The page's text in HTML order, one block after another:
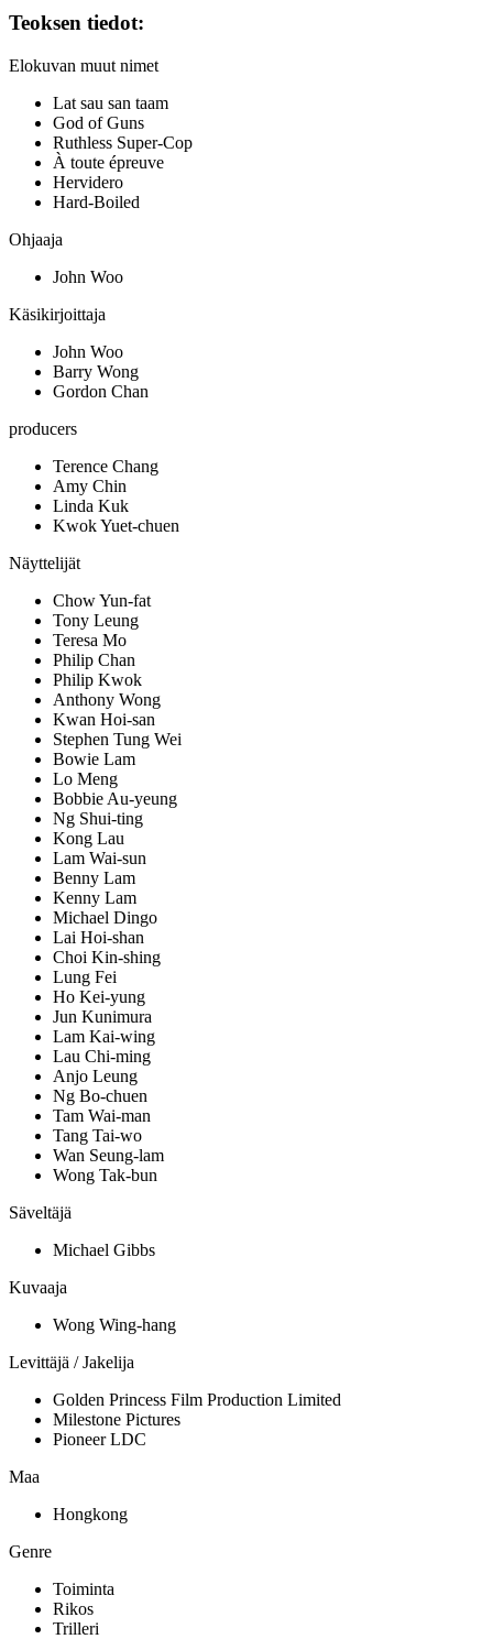
Teoksen tiedot:
Elokuvan muut nimet
Lat sau san taam
God of Guns
Ruthless Super-Cop
À toute épreuve
Hervidero
Hard-Boiled
Ohjaaja
John Woo
Käsikirjoittaja
John Woo
Barry Wong
Gordon Chan
producers
Terence Chang
Amy Chin
Linda Kuk
Kwok Yuet-chuen
Näyttelijät
Chow Yun-fat
Tony Leung
Teresa Mo
Philip Chan
Philip Kwok
Anthony Wong
Kwan Hoi-san
Stephen Tung Wei
Bowie Lam
Lo Meng
Bobbie Au-yeung
Ng Shui-ting
Kong Lau
Lam Wai-sun
Benny Lam
Kenny Lam
Michael Dingo
Lai Hoi-shan
Choi Kin-shing
Lung Fei
Ho Kei-yung
Jun Kunimura
Lam Kai-wing
Lau Chi-ming
Anjo Leung
Ng Bo-chuen
Tam Wai-man
Tang Tai-wo
Wan Seung-lam
Wong Tak-bun
Säveltäjä
Michael Gibbs
Kuvaaja
Wong Wing-hang
Levittäjä / Jakelija
Golden Princess Film Production Limited
Milestone Pictures
Pioneer LDC
Maa
Hongkong
Genre
Toiminta
Rikos
Trilleri